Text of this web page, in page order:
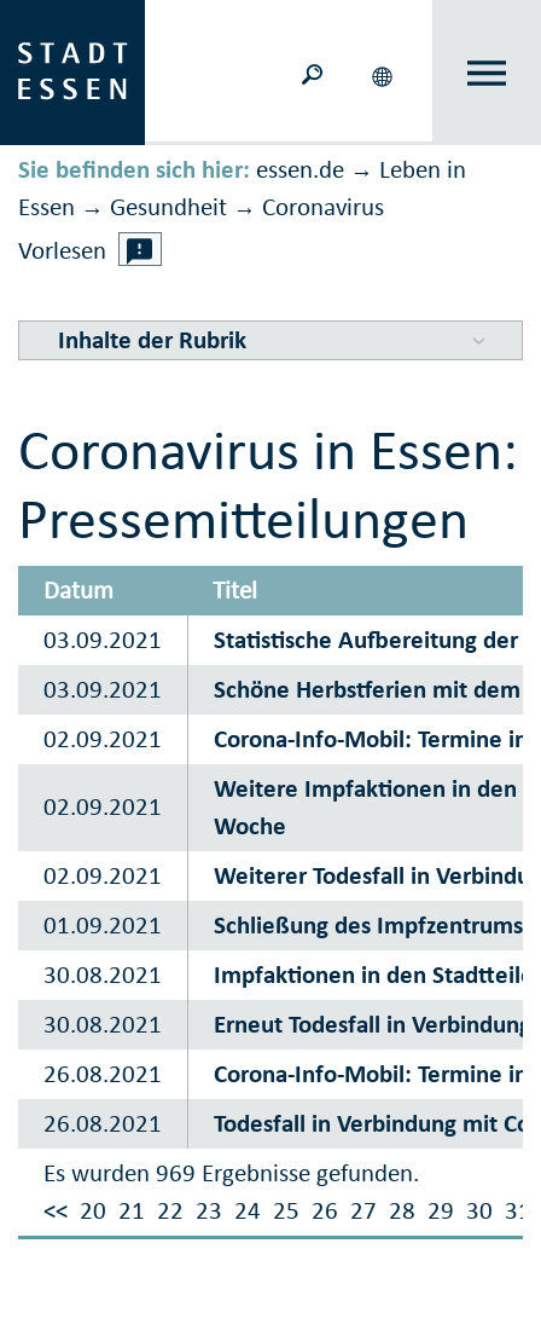
Sie befinden sich hier: essen.de → Leben in
Essen → Gesundheit → Corona­virus
Vorlesen
Inhalte der Rubrik
Coronavirus in Essen:
Pressemitteilungen
Datum Titel
Es wurden 969 Ergebnisse gefunden.
<< 20 21 22 23 24 25 26 27 28 29 30 31
03.09.2021
Statistische Aufbereitung der
03.09.2021
Schöne Herbstferien mit dem
02.09.2021
Corona-Info-Mobil: Termine in
02.09.2021
Weitere Impfaktionen in den
Woche
02.09.2021
Weiterer Todesfall in
01.09.2021
Schließung des Impfzentrums
30.08.2021
Impfaktionen in den
30.08.2021
Erneut Todesfall in
26.08.2021
Corona-Info-Mobil: Termine in
26.08.2021
Todesfall in Verbindung mit